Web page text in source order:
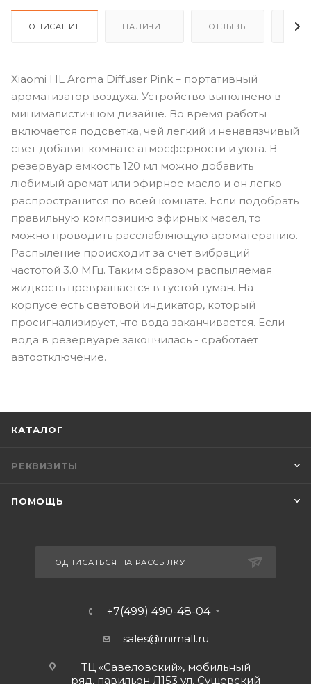
ОПИСАНИЕ НАЛИЧИЕ ОТЗЫВЫ
Xiaomi HL Aroma Diffuser Pink – портативный
ароматизатор воздуха. Устройство выполнено в
минималистичном дизайне. Во время работы
включается подсветка, чей легкий и ненавязчивый
свет добавит комнате атмосферности и уюта. В
резервуар емкость 120 мл можно добавить
любимый аромат или эфирное масло и он легко
распространится по всей комнате. Если подобрать
правильную композицию эфирных масел, то
можно проводить расслабляющую ароматерапию.
Распыление происходит за счет вибраций
частотой 3.0 МГц. Таким образом распыляемая
жидкость превращается в густой туман. На
корпусе есть световой индикатор, который
просигнализирует, что вода заканчивается. Если
вода в резервуаре закончилась - сработает
автоотключение.
КАТАЛОГ
РЕКВИЗИТЫ
ПОМОЩЬ
ПОДПИСАТЬСЯ НА РАССЫЛКУ
+7(499) 490-48-04
sales@mimall.ru
ТЦ «Савеловский», мобильный
ряд, павильон Л153 ул. Сущевский